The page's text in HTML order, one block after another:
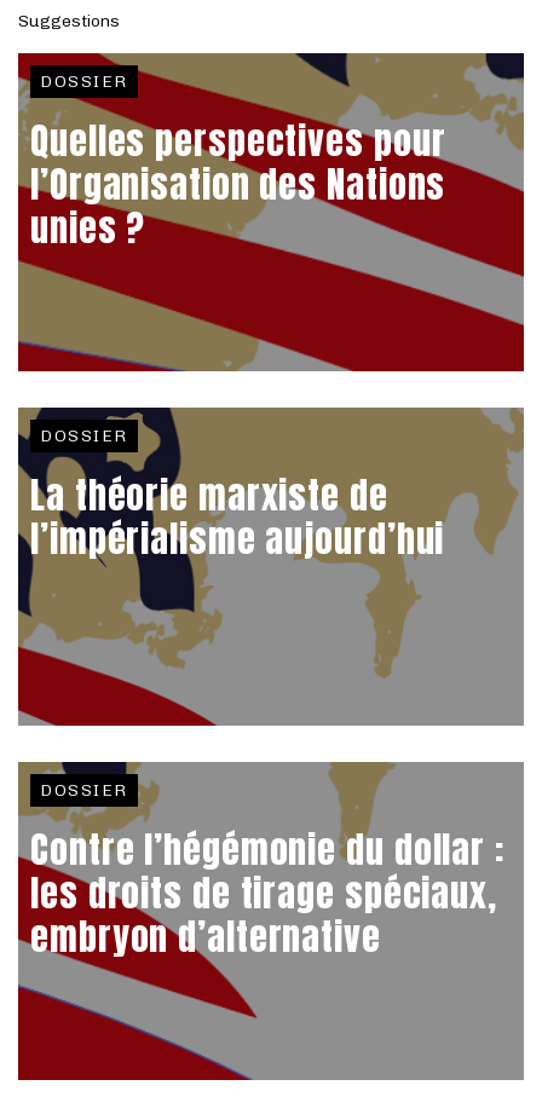
Suggestions
DOSSIER
Quelles perspectives pour
l’Organisation des Nations
unies ?
DOSSIER
La théorie marxiste de
l’impérialisme aujourd’hui
DOSSIER
Contre l’hégémonie du dollar :
les droits de tirage spéciaux,
embryon d’alternative